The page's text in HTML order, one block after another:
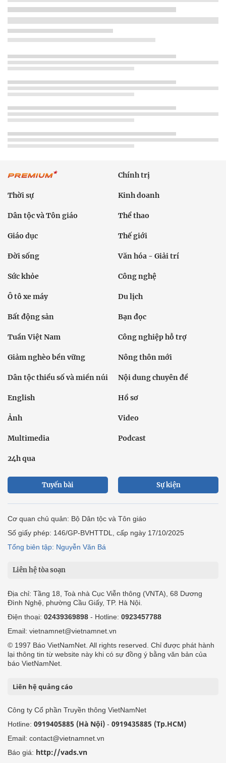
Chính trị
Thời sự Kinh doanh
Dân tộc và Tôn giáo Thể thao
Giáo dục Thế giới
Đời sống Văn hóa - Giải trí
Sức khỏe Công nghệ
Ô tô xe máy Du lịch
Bất động sản Bạn đọc
Tuần Việt Nam Công nghiệp hỗ trợ
Giảm nghèo bền vững Nông thôn mới
Dân tộc thiểu số và miền núi Nội dung chuyên đề
English Hồ sơ
Ảnh Video
Multimedia Podcast
24h qua
Tuyến bài Sự kiện
Cơ quan chủ quản: Bộ Dân tộc và Tôn giáo
Số giấy phép: 146/GP-BVHTTDL, cấp ngày 17/10/2025
Tổng biên tập: Nguyễn Văn Bá
Liên hệ tòa soạn
Địa chỉ: Tầng 18, Toà nhà Cục Viễn thông (VNTA), 68 Dương
Đình Nghệ, phường Cầu Giấy, TP. Hà Nội.
Điện thoại: 02439369898 - Hotline: 0923457788
Email: vietnamnet@vietnamnet.vn
© 1997 Báo VietNamNet. All rights reserved. Chỉ được phát hành
lại thông tin từ website này khi có sự đồng ý bằng văn bản của
báo VietNamNet.
Liên hệ quảng cáo
Công ty Cổ phần Truyền thông VietNamNet
Hotline: 0919405885 (Hà Nội) - 0919435885 (Tp.HCM)
Email: contact@vietnamnet.vn
Báo giá: http://vads.vn